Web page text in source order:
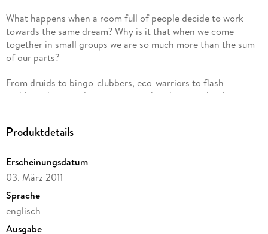
What happens when a room full of people decide to work
towards the same dream? Why is it that when we come
together in small groups we are so much more than the sum
of our parts?
From druids to bingo-clubbers, eco-warriors to flash-
mobbers, historical re-enactors to bee-keepers, books
of modern Britain. The country we live in is in fact an
shared interests and common ideals. Hemming reveals a
different way of seeing society, one that recognizes the
of small groups, how they work and what they enable us to
do that we can't do alone.
Produktdetails
Erscheinungsdatum
03. März 2011
Sprache
englisch
Ausgabe